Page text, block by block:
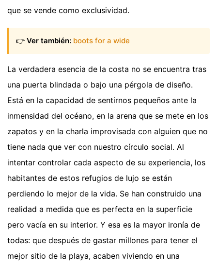
que se vende como exclusividad.
👉 Ver también: boots for a wide
La verdadera esencia de la costa no se encuentra tras
una puerta blindada o bajo una pérgola de diseño.
Está en la capacidad de sentirnos pequeños ante la
inmensidad del océano, en la arena que se mete en los
zapatos y en la charla improvisada con alguien que no
tiene nada que ver con nuestro círculo social. Al
intentar controlar cada aspecto de su experiencia, los
habitantes de estos refugios de lujo se están
perdiendo lo mejor de la vida. Se han construido una
realidad a medida que es perfecta en la superficie
pero vacía en su interior. Y esa es la mayor ironía de
todas: que después de gastar millones para tener el
mejor sitio de la playa, acaben viviendo en una